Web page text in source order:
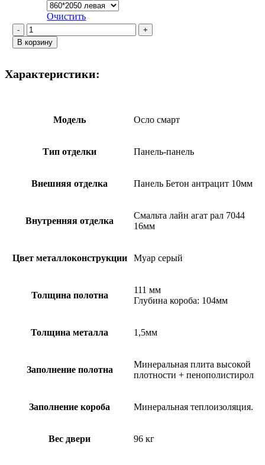
Очистить
Количество
товара
Осло
/
Смальта
В корзину
Характеристики:
Модель Осло смарт
Тип отделки Панель-панель
Внешняя отделка Панель Бетон антрацит 10мм
Внутренняя отделка
Смальта лайн агат рал 7044
16мм
Цвет металлоконструкции Муар серый
Толщина полотна
111 мм
Глубина короба: 104мм
Толщина металла 1,5мм
Заполнение полотна
Минеральная плита высокой
плотности + пенополистирол
Заполнение короба Минеральная теплоизоляция.
Вес двери 96 кг